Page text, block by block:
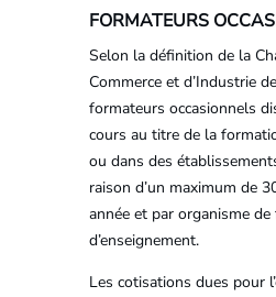
FORMATEURS
Selon la définition de la
Commerce et d’Industrie
formateurs occasionnels
cours au titre de la
ou dans des
raison d’un maximum de
année et par organisme
d’enseignement.
Les cotisations dues pour